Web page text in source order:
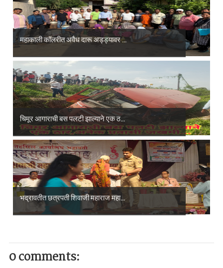
महाकाली कॉलरीत अवैध दारू अड्ड्यावर ...
चिमूर आगाराची बस पलटी झाल्याने एक ठ...
भद्रावतीत छत्रपती शिवाजी महाराज महा...
0 comments: